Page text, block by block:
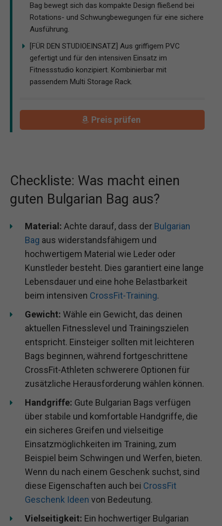
Bag bewegt sich das kompakte Design fließend bei
Rotations- und Schwungbewegungen für eine sichere
Ausführung.
[FÜR DEN STUDIOEINSATZ] Aus griffigem PVC
gefertigt und für den intensiven Einsatz im
Fitnessstudio konzipiert. Kombinierbar mit
passendem Multi Storage Rack.
Preis prüfen
Checkliste: Was macht einen
guten Bulgarian Bag aus?
Material: Achte darauf, dass der Bulgarian
Bag aus widerstandsfähigem und
hochwertigem Material wie Leder oder
Kunstleder besteht. Dies garantiert eine lange
Lebensdauer und eine hohe Belastbarkeit
beim intensiven CrossFit-Training.
Gewicht: Wähle ein Gewicht, das deinen
aktuellen Fitnesslevel und Trainingszielen
entspricht. Einsteiger sollten mit leichteren
Bags beginnen, während fortgeschrittene
CrossFit-Athleten schwerere Optionen für
zusätzliche Herausforderung wählen können.
Handgriffe: Gute Bulgarian Bags verfügen
über stabile und komfortable Handgriffe, die
ein sicheres Greifen und vielseitige
Einsatzmöglichkeiten im Training, zum
Beispiel beim Schwingen und Werfen, bieten.
Wenn du nach einem Geschenk suchst, sind
diese Eigenschaften auch bei CrossFit
Geschenk Ideen von Bedeutung.
Vielseitigkeit: Ein hochwertiger Bulgarian